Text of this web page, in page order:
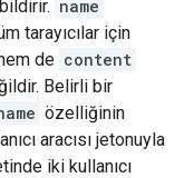
name
tarayıcılar için
de content
Belirli bir
özelliğinin
aracısı jetonuyla
iki kullanıcı